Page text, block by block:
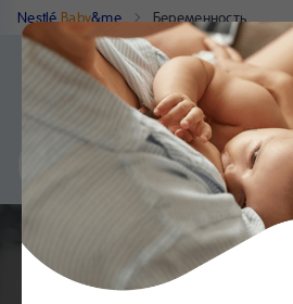
Nestlé Baby&me Беременность
Приложение Nestlé Baby&me
Еще быстрее и удобнее